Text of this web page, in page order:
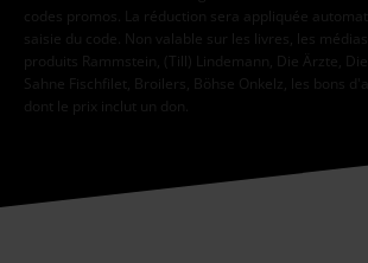
codes promos. La réduction sera appliquée
saisie du code. Non valable sur les livres, les
produits Rammstein, (Till) Lindemann, Die Ärzte,
Sahne Fischfilet, Broilers, Böhse Onkelz, les bons
dont le prix inclut un don.